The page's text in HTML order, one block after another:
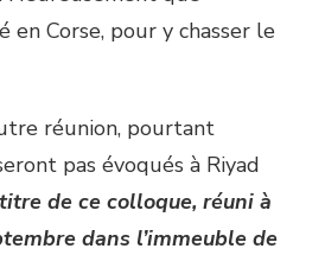
en Corse, pour y chasser le
réunion, pourtant
pas évoqués à Riyad
de ce colloque, réuni à
dans l’immeuble de